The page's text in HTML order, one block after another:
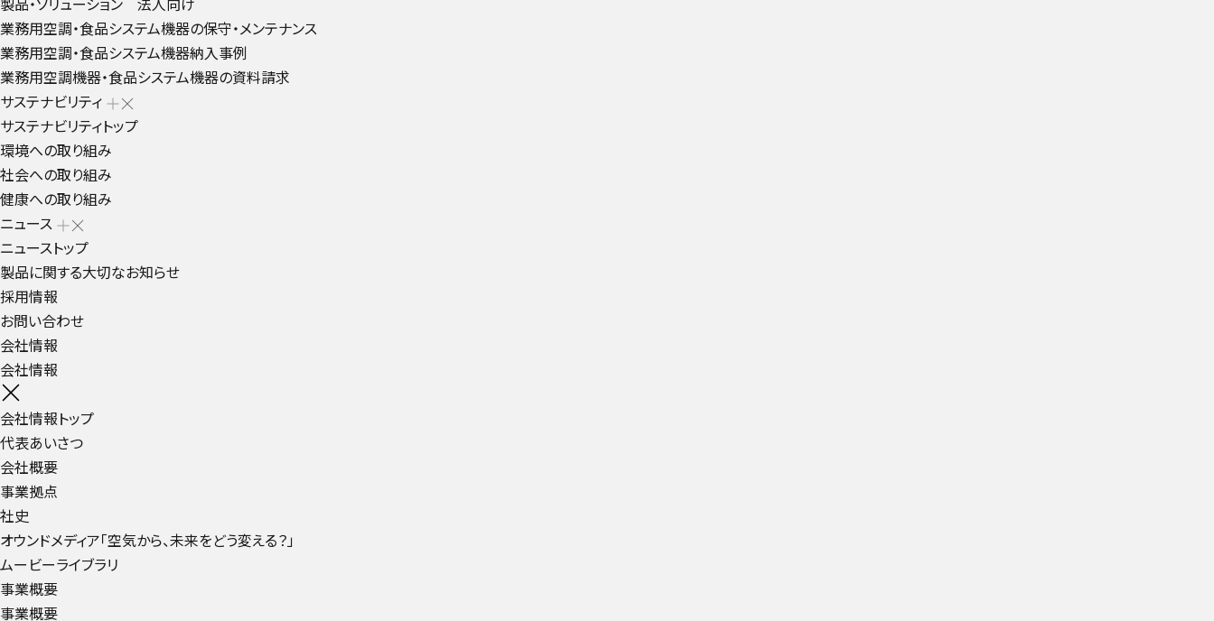
業務用空調・食品システム機器の保守・メンテナンス
業務用空調・食品システム機器納入事例
業務用空調機器・食品システム機器の資料請求
サステナビリティ
サステナビリティトップ
環境への取り組み
社会への取り組み
健康への取り組み
ニュース
ニューストップ
製品に関する大切なお知らせ
採用情報
お問い合わせ
会社情報
会社情報
会社情報トップ
代表あいさつ
会社概要
事業拠点
社史
オウンドメディア「空気から、未来をどう変える？」
ムービーライブラリ
事業概要
事業概要